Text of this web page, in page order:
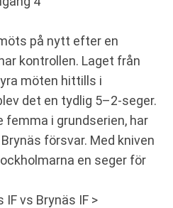
på nytt efter en
kontrollen. Laget från
möten hittills i
det en tydlig 5–2-seger.
femma i grundserien, har
försvar. Med kniven
en seger för
IF vs Brynäs IF >